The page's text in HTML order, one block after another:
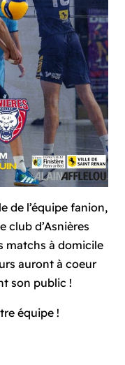
de l’équipe fanion,
club d’Asnières
matchs à domicile
auront à coeur
son public !
équipe !